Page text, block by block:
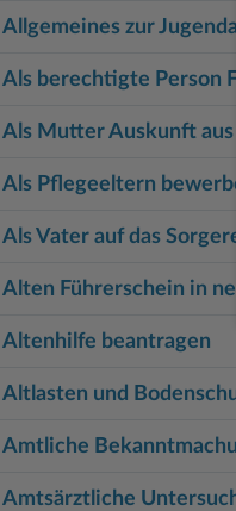
Allgemeines zur
Als berechtigte Person
Als Mutter Auskunft aus
Als Pflegeeltern
Als Vater auf das
Alten Führerschein in
Altenhilfe beantragen
Altlasten und
Amtliche
Amtsärztliche